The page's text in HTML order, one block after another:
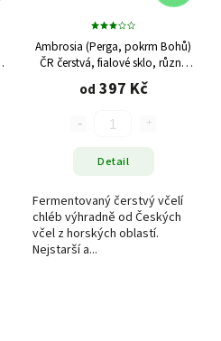
Ambrosia (Perga, pokrm Bohů)
ČR čerstvá, fialové sklo, různé
varianty
od 397 Kč
Detail
Fermentovaný čerstvý včelí
chléb výhradně od Českých
včel z horských oblastí.
Nejstarší a...